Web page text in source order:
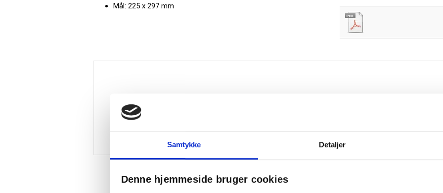
Samtykke Detaljer
Denne hjemmeside bruger cookies
Mål: 225 x 297 mm